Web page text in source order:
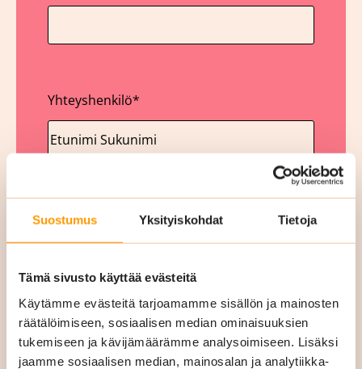
Suostumus Yksityiskohdat Tietoja
Tämä sivusto käyttää evästeitä
Käytämme evästeitä tarjoamamme sisällön ja mainosten
räätälöimiseen, sosiaalisen median ominaisuuksien
tukemiseen ja kävijämäärämme analysoimiseen. Lisäksi
jaamme sosiaalisen median, mainosalan ja analytiikka-
Yhteyshenkilö*
Yritys*
Y-tunnus